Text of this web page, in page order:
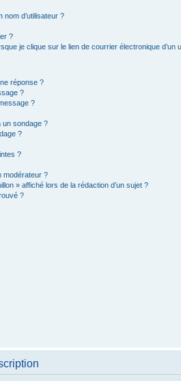
d’utilisateur ?
?
je clique sur le lien de courrier électronique d’un
réponse ?
?
?
un sondage ?
?
?
modérateur ?
» affiché lors de la rédaction d’un sujet ?
?